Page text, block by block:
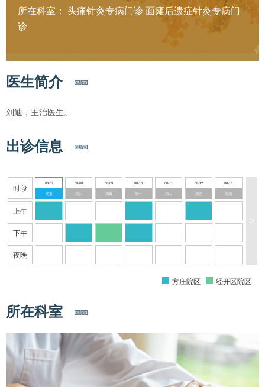
所在科室： 头痛针灸专病门诊 面瘫后遗症针灸专病门
诊
医生简介
刘迪，主治医生。
出诊信息
时段
上午
下午
夜晚
08-07
周五
08-08
周六
08-09
周日
08-10
周一
08-11 08-12
周三
08-13
周四
>
方庄院区 经开区院区
所在科室